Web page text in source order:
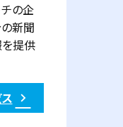
の企
新聞
を提供